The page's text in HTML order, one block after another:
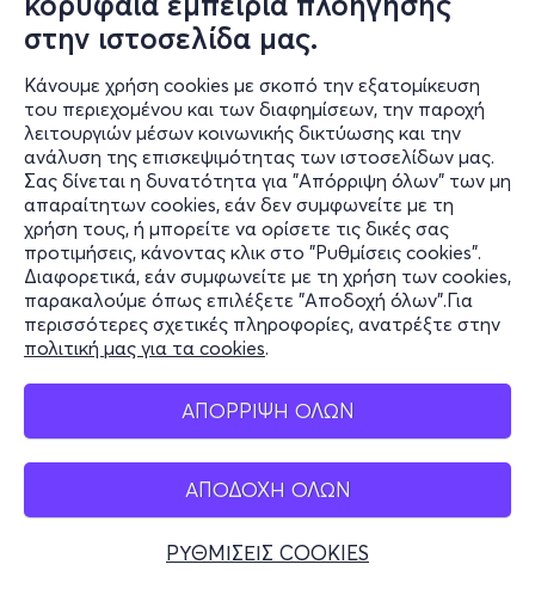
στην ιστοσελίδα μας.
Κάνουμε χρήση cookies με σκοπό την εξατομίκευση
του περιεχομένου και των διαφημίσεων, την παροχή
λειτουργιών μέσων κοινωνικής δικτύωσης και την
ανάλυση της επισκεψιμότητας των ιστοσελίδων μας.
Σας δίνεται η δυνατότητα για "Απόρριψη όλων" των μη
απαραίτητων cookies, εάν δεν συμφωνείτε με τη
χρήση τους, ή μπορείτε να ορίσετε τις δικές σας
προτιμήσεις, κάνοντας κλικ στο "Ρυθμίσεις cookies".
Διαφορετικά, εάν συμφωνείτε με τη χρήση των cookies,
παρακαλούμε όπως επιλέξετε "Αποδοχή όλων".Για
περισσότερες σχετικές πληροφορίες, ανατρέξτε στην
πολιτική μας για τα cookies.
ΑΠΟΡΡΙΨΗ ΟΛΩΝ
ΑΠΟΔΟΧΗ ΟΛΩΝ
ΡΥΘΜΙΣΕΙΣ COOKIES